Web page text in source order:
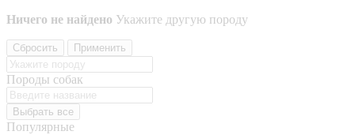
Ничего не найдено Укажите другую породу
Сбросить Применить
Породы собак
Выбрать все
Популярные